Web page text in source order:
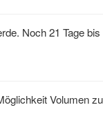
Noch 21 Tage
Volumen